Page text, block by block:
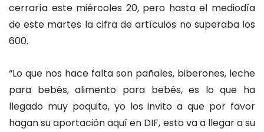
cerraría este miércoles 20, pero hasta el mediodía
de este martes la cifra de artículos no superaba los
600.
“Lo que nos hace falta son pañales, biberones, leche
para bebés, alimento para bebés, es lo que ha
llegado muy poquito, yo los invito a que por favor
hagan su aportación aquí en DIF, esto va a llegar a su